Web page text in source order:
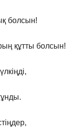
болсын!
құтты болсын!